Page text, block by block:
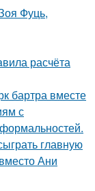
Фуць,
расчёта
бартра вместе
с
главную
Ани